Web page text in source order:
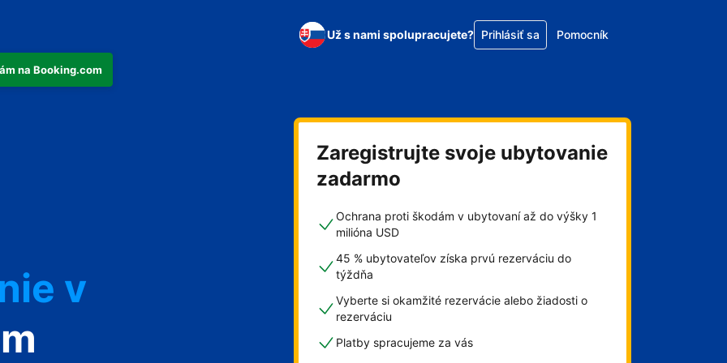
na Booking.com
Už s nami spolupracujete? Prihlásiť sa Pomocník
v
Zaregistrujte svoje ubytovanie
zadarmo
Ochrana proti škodám v ubytovaní až do výšky 1
milióna USD
45 % ubytovateľov získa prvú rezerváciu do
týždňa
Vyberte si okamžité rezervácie alebo žiadosti o
rezerváciu
Platby spracujeme za vás